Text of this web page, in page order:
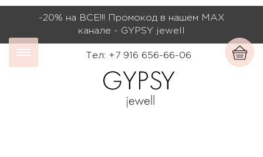
-20% на ВСЕ!!! Промокод в нашем МАХ
канале - GYPSY jewell
Тел: +7 916 656-66-06